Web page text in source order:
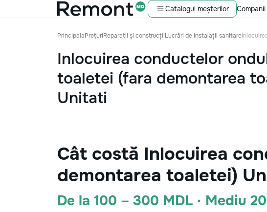
Catalogul meșterilor
PrincipalaPrețuriReparații și construcțiiLucrări de instalații sanitare
Inlocuirea conductelor
toaletei (fara demontarea
Unitati
Cât costă Inlocuirea
demontarea toaletei)
De la 100 – 300 MDL · Mediu